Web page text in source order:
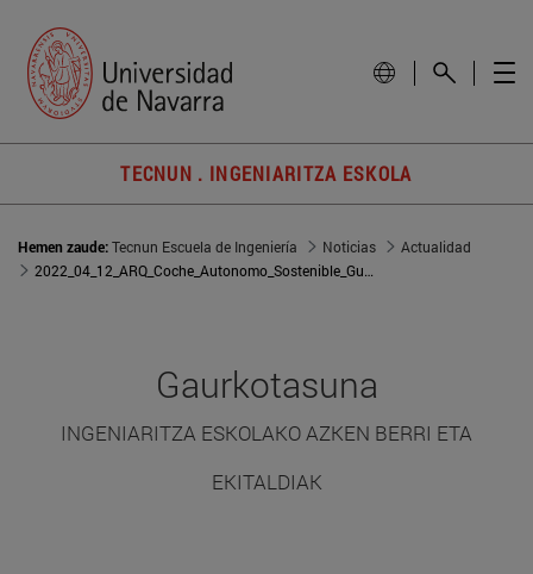
TECNUN . INGENIARITZA ESKOLA
Hemen zaude:Tecnun Escuela de Ingeniería Noticias
Actualidad
2022_04_12_ARQ_Coche_Autonomo_Sostenible_Guggenheim
Gaurkotasuna
INGENIARITZA ESKOLAKO AZKEN BERRI ETA
EKITALDIAK